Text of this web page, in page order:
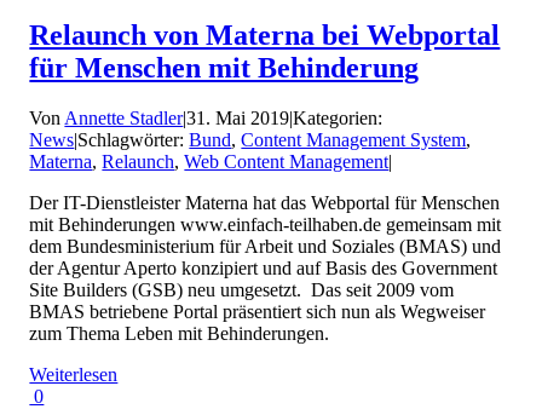
Relaunch von Materna bei Webportal
für Menschen mit Behinderung
VonAnnette Stadler|31. Mai 2019|Kategorien:
News|Schlagwörter:Bund,Content Management System,
Materna,Relaunch,Web Content Management|
Der IT-Dienstleister Materna hat das Webportal für Menschen
mit Behinderungen www.einfach-teilhaben.de gemeinsam mit
dem Bundesministerium für Arbeit und Soziales (BMAS) und
der Agentur Aperto konzipiert und auf Basis des Government
Site Builders (GSB) neu umgesetzt. Das seit 2009 vom
BMAS betriebene Portal präsentiert sich nun als Wegweiser
zum Thema Leben mit Behinderungen.
Weiterlesen
0